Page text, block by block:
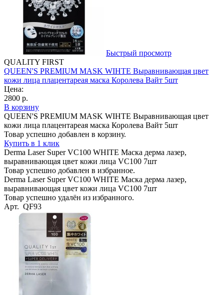
Быстрый просмотр
QUALITY FIRST
QUEEN'S PREMIUM MASK WIHTE Выравнивающая цвет
кожи лица плацентареая маска Королева Вайт 5шт
Цена:
2800 р.
В корзину
QUEEN'S PREMIUM MASK WIHTE Выравнивающая цвет
кожи лица плацентареая маска Королева Вайт 5шт
Товар успешно добавлен в корзину.
Купить в 1 клик
Derma Laser Super VC100 WHITE Маска дерма лазер,
выравнивающая цвет кожи лица VC100 7шт
Товар успешно добавлен в избранное.
Derma Laser Super VC100 WHITE Маска дерма лазер,
выравнивающая цвет кожи лица VC100 7шт
Товар успешно удалён из избранного.
Арт. QF93